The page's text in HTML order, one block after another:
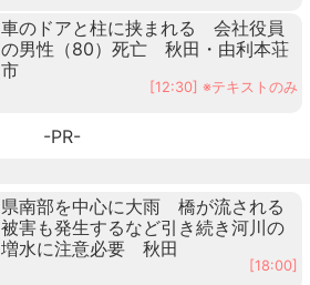
車のドアと柱に挟まれる 会社役員
の男性（80）死亡 秋田・由利本荘
市
[12:30] ※テキストのみ
-PR-
県南部を中心に大雨 橋が流される
被害も発生するなど引き続き河川の
増水に注意必要 秋田
[18:00]